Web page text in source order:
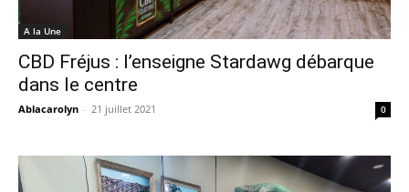
A la Une
CBD Fréjus : l’enseigne Stardawg débarque
dans le centre
Ablacarolyn - 21 juillet 2021 0